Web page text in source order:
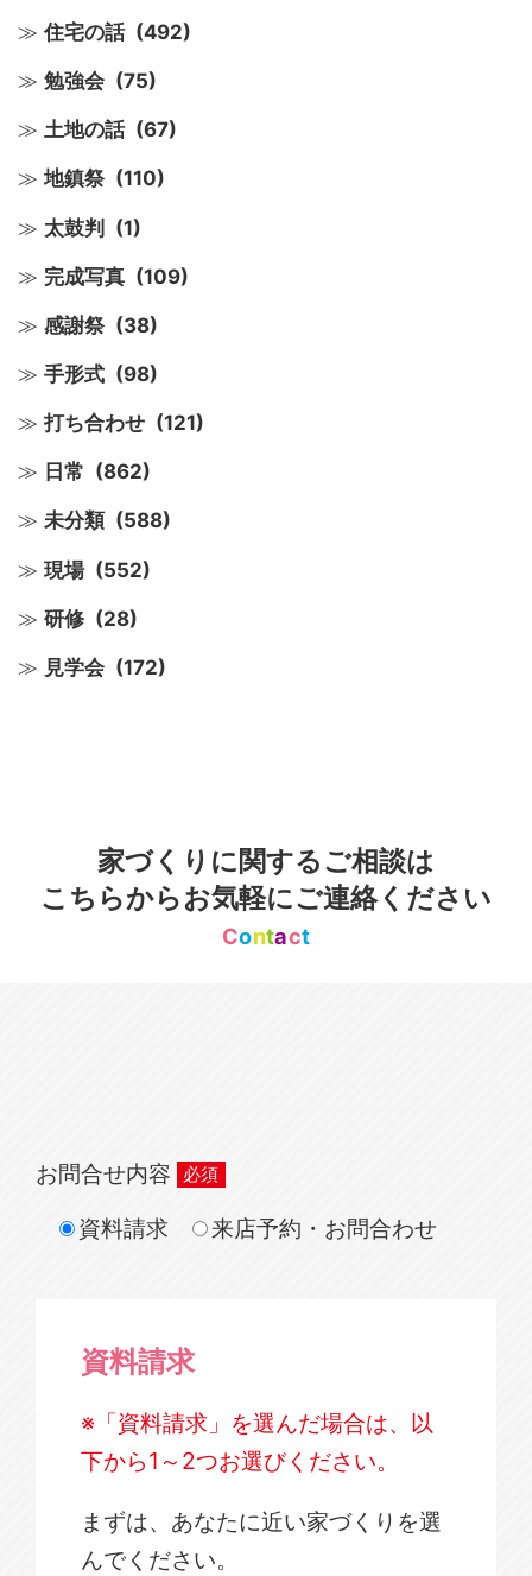
住宅の話 (492)
勉強会 (75)
土地の話 (67)
地鎮祭 (110)
太鼓判 (1)
完成写真 (109)
感謝祭 (38)
手形式 (98)
打ち合わせ (121)
日常 (862)
未分類 (588)
現場 (552)
研修 (28)
見学会 (172)
家づくりに関するご相談は
こちらからお気軽にご連絡ください
Contact
お問合せ内容
資料請求
来店予約・お問合わせ
資料請求
※「資料請求」を選んだ場合は、以
下から1～2つお選びください。
まずは、あなたに近い家づくりを選
んでください。